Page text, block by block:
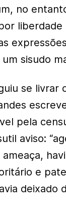
no
sisudo
se livrar
pela
aviso:
e
deixado